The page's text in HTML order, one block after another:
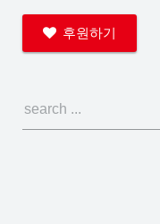
후원하기